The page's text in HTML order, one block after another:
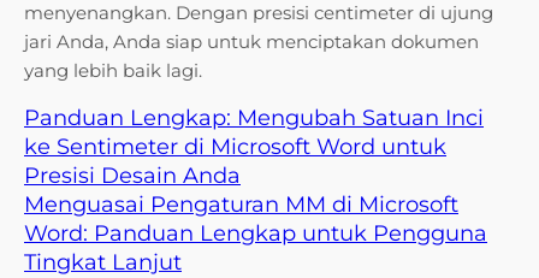
menyenangkan. Dengan presisi centimeter di ujung
jari Anda, Anda siap untuk menciptakan dokumen
yang lebih baik lagi.
Panduan Lengkap: Mengubah Satuan Inci
ke Sentimeter di Microsoft Word untuk
Presisi Desain Anda
Menguasai Pengaturan MM di Microsoft
Word: Panduan Lengkap untuk Pengguna
Tingkat Lanjut